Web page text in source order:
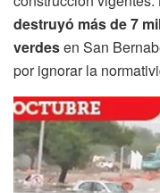
destruyó más de 7
verdesen San
por ignorar la